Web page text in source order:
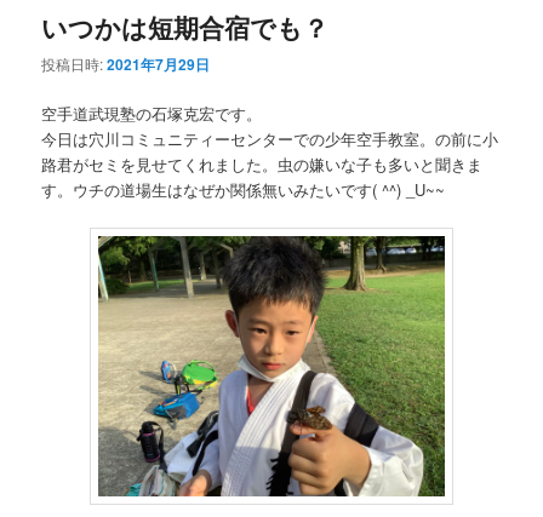
いつかは短期合宿でも？
投稿日時:2021年7月29日
空手道武現塾の石塚克宏です。
今日は穴川コミュニティーセンターでの少年空手教室。の前に小
路君がセミを見せてくれました。虫の嫌いな子も多いと聞きま
す。ウチの道場生はなぜか関係無いみたいです( ^^) _U~~